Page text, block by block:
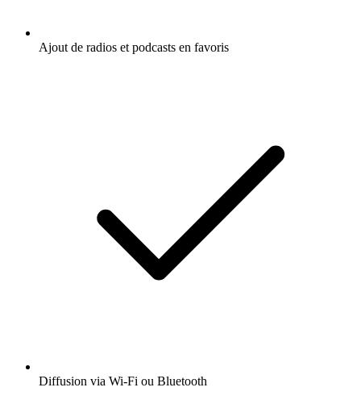
Ajout de radios et podcasts en favoris
Diffusion via Wi-Fi ou Bluetooth